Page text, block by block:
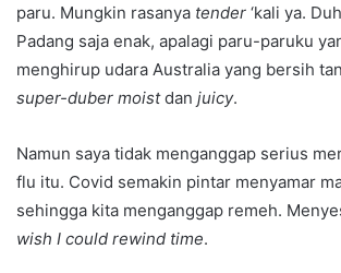
paru. Mungkin rasanya tender ‘kali ya.
Padang saja enak, apalagi paru-paruku
menghirup udara Australia yang bersih
super-duber moistdan juicy.
Namun saya tidak menganggap serius
flu itu. Covid semakin pintar menyamar
sehingga kita menganggap remeh.
wish I could rewind time.